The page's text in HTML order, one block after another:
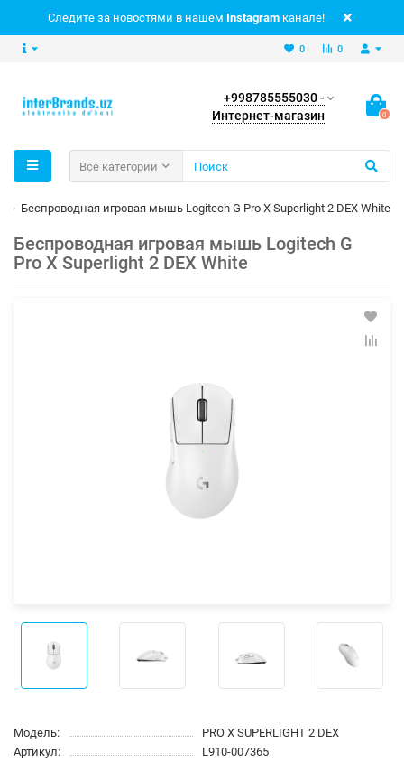
Следите за новостями в нашем Instagram канале!
0
0
+998785555030 -
Интернет-магазин
0
Все категории
Беспроводная игровая мышь Logitech G Pro X Superlight 2 DEX White
Беспроводная игровая мышь Logitech G
Pro X Superlight 2 DEX White
Модель:
PRO X SUPERLIGHT 2 DEX
Артикул:
L910-007365